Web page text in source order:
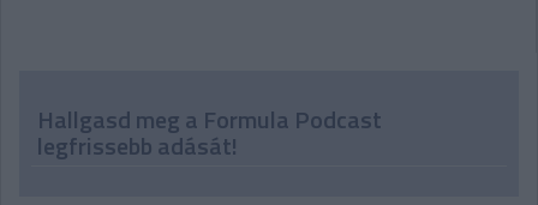
Hallgasd meg a Formula Podcast
legfrissebb adását!